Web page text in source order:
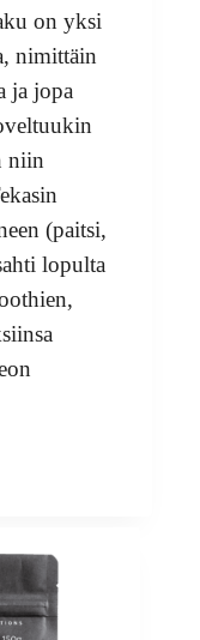
on yksi
nimittäin
ja jopa
niin
(paitsi,
lopulta